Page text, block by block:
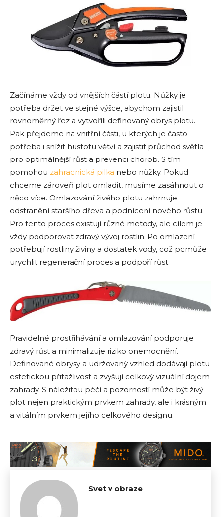
Začínáme vždy od vnějších částí plotu. Nůžky je
potřeba držet ve stejné výšce, abychom zajistili
rovnoměrný řez a vytvořili definovaný obrys plotu.
Pak přejdeme na vnitřní části, u kterých je často
potřeba i snížit hustotu větví a zajistit průchod světla
pro optimálnější růst a prevenci chorob. S tím
pomohou zahradnická pilka nebo nůžky. Pokud
chceme zároveň plot omladit, musíme zasáhnout o
něco více. Omlazování živého plotu zahrnuje
odstranění staršího dřeva a podnícení nového růstu.
Pro tento proces existují různé metody, ale cílem je
vždy podporovat zdravý vývoj rostlin. Po omlazení
potřebují rostliny živiny a dostatek vody, což pomůže
urychlit regenerační proces a podpoří růst.
Pravidelné prostřihávání a omlazování podporuje
zdravý růst a minimalizuje riziko onemocnění.
Definované obrysy a udržovaný vzhled dodávají plotu
estetickou přitažlivost a zvyšují celkový vizuální dojem
zahrady. S náležitou péčí a pozorností může být živý
plot nejen praktickým prvkem zahrady, ale i krásným
a vitálním prvkem jejího celkového designu.
Svet v obraze